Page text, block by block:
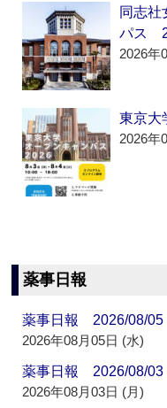
同志
パス
2026年
東京
2026年
薬事日報
薬事日報 2026/08/05
2026年08月05日 (水)
薬事日報 2026/08/03
2026年08月03日 (月)